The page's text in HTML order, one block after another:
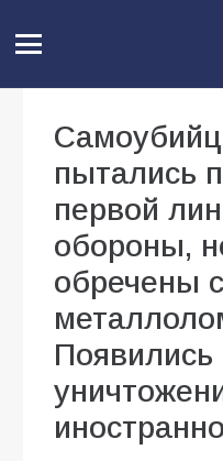
пытались
первой
обороны,
обречены